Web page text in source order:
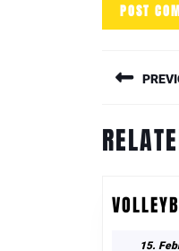
post:
15.